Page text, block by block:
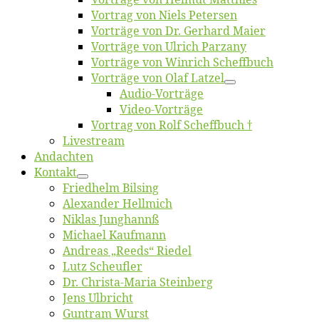
Vor­trag von Niels Petersen
Vor­trä­ge von Dr. Ger­hard Maier
Vor­trä­ge von Ul­rich Parzany
Vor­trä­ge von Win­rich Scheffbuch
Vor­trä­ge von Olaf Latzel
Au­dio-Vor­trä­ge
Vi­deo-Vor­trä­ge
Vor­trag von Rolf Scheffbuch †
Live­stream
An­dach­ten
Kon­takt
Fried­helm Bilsing
Alex­an­der Hellmich
Ni­klas Junghannß
Mi­cha­el Kaufmann
An­dre­as „Reeds“ Riedel
Lutz Scheuf­ler
Dr. Chris­­ta-Ma­ria Steinberg
Jens Ulb­richt
Gun­tram Wurst